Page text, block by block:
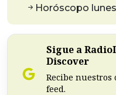
Horóscopo
Sigue a
Discover
Recibe
feed.